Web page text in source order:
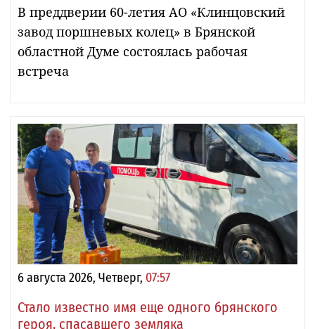
В преддверии 60-летия АО «Клинцовский
завод поршневых колец» в Брянской
областной Думе состоялась рабочая
встреча
6 августа 2026, Четверг, 07:57
Стало известно имя еще одного брянского
героя, спасавшего земляка